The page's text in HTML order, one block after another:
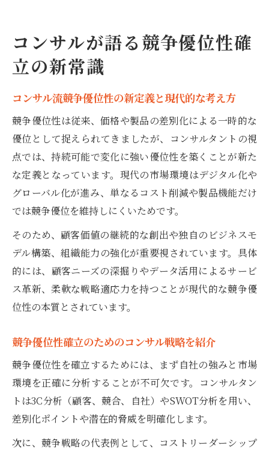
コンサルが語る競争優位性確
立の新常識
コンサル流競争優位性の新定義と現代的な考え方
競争優位性は従来、価格や製品の差別化による一時的な
優位として捉えられてきましたが、コンサルタントの視
点では、持続可能で変化に強い優位性を築くことが新た
な定義となっています。現代の市場環境はデジタル化や
グローバル化が進み、単なるコスト削減や製品機能だけ
では競争優位を維持しにくいためです。
そのため、顧客価値の継続的な創出や独自のビジネスモ
デル構築、組織能力の強化が重要視されています。具体
的には、顧客ニーズの深掘りやデータ活用によるサービ
ス革新、柔軟な戦略適応力を持つことが現代的な競争優
位性の本質とされています。
競争優位性確立のためのコンサル戦略を紹介
競争優位性を確立するためには、まず自社の強みと市場
環境を正確に分析することが不可欠です。コンサルタン
トは3C分析（顧客、競合、自社）やSWOT分析を用い、
差別化ポイントや潜在的脅威を明確化します。
次に、競争戦略の代表例として、コストリーダーシップ